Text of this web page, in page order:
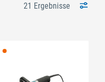
21 Ergebnisse